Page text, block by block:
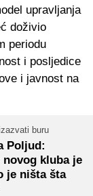
upravljanja
doživio
periodu
i posljedice
i javnost na
buru
Poljud:
kluba je
je ništa šta